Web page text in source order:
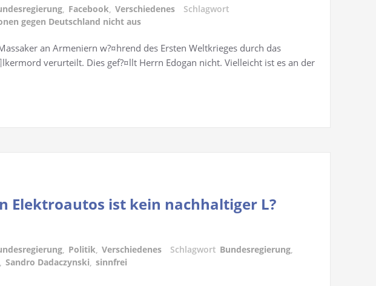
, Facebook, Verschiedenes
Schlagwort
gegen Deutschland nicht aus
an Armeniern w?¤hrend des Ersten Weltkrieges durch das
verurteilt. Dies gef?¤llt Herrn Edogan nicht. Vielleicht ist es an der
Elektroautos ist kein nachhaltiger L?
, Politik, Verschiedenes Schlagwort Bundesregierung,
, Sandro Dadaczynski, sinnfrei